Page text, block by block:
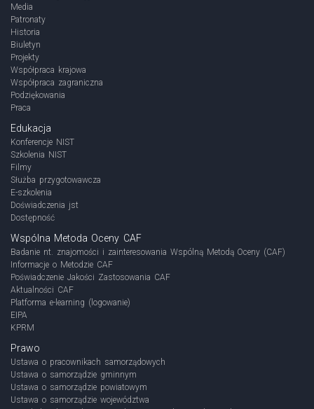
Media
Patronaty
Historia
Biuletyn
Projekty
Współpraca krajowa
Współpraca zagraniczna
Podziękowania
Praca
Edukacja
Konferencje NIST
Szkolenia NIST
Filmy
Służba przygotowawcza
E-szkolenia
Doświadczenia jst
Dostępność
Wspólna Metoda Oceny CAF
Badanie nt. znajomości i zainteresowania Wspólną Metodą Oceny (CAF)
Informacje o Metodzie CAF
Poświadczenie Jakości Zastosowania CAF
Aktualności CAF
Platforma e-learning (logowanie)
EIPA
KPRM
Prawo
Ustawa o pracownikach samorządowych
Ustawa o samorządzie gminnym
Ustawa o samorządzie powiatowym
Ustawa o samorządzie województwa